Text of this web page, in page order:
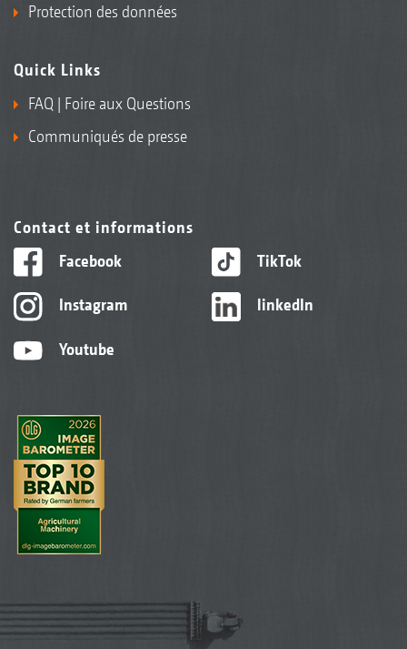
Protection des données
Quick Links
FAQ | Foire aux Questions
Communiqués de presse
Contact et informations
Facebook
Instagram
Youtube
TikTok
linkedIn